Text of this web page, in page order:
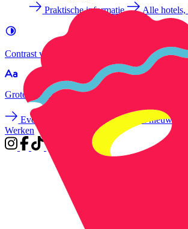
Praktische informatie
Alle
Contrast verhogen
Groter e letters
Event aanmelden Inschrijven nieuwsbrief
Werken